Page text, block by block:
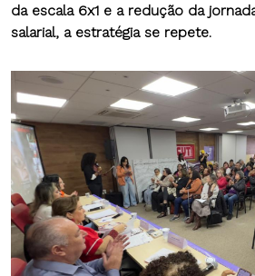
da escala 6x1 e a redução da
salarial, a estratégia se repete.